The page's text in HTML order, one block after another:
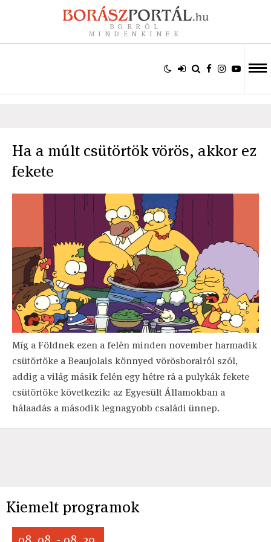
BORRÓL
MINDENKINEK
Ha a múlt csütörtök vörös, akkor ez
fekete
Míg a Földnek ezen a felén minden november harmadik
csütörtöke a Beaujolais könnyed vörösborairól szól,
addig a világ másik felén egy hétre rá a pulykák fekete
csütörtöke következik: az Egyesült Államokban a
hálaadás a második legnagyobb családi ünnep.
Kiemelt programok